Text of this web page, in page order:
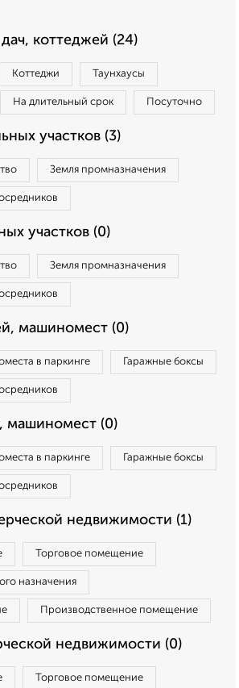
коттеджей (24)
Коттеджи Таунхаусы
На длительный срок Посуточно
участков (3)
Земля промназначения
участков (0)
Земля промназначения
машиномест (0)
в паркинге Гаражные боксы
машиномест (0)
в паркинге Гаражные боксы
недвижимости (1)
Торговое помещение
назначения
Производственное помещение
недвижимости (0)
Торговое помещение